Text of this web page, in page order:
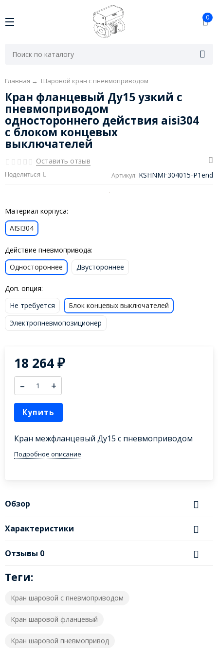
0
Главная → Шаровой кран с пневмоприводом
Кран фланцевый Ду15 узкий с
пневмоприводом
одностороннего действия aisi304
с блоком концевых
выключателей
Оставить отзыв
Поделиться Артикул: KSHNMF304015-P1end
Материал корпуса:
AISI304
Действие пневмопривода:
Одностороннее
Двустороннее
Доп. опция:
Не требуется
Блок концевых выключателей
Электропневмопозиционер
18 264₽
– +
Купить
Кран межфланцевый Ду15 с пневмоприводом
Подробное описание
Обзор
Характеристики
Отзывы 0
Теги:
Кран шаровой с пневмоприводом
Кран шаровой фланцевый
Кран шаровой пневмопривод